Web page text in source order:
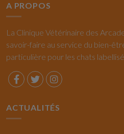
A PROPOS
La Clinique Vétérinaire des
savoir-faire au service du bien-
particulière pour les chats
ACTUALITÉS